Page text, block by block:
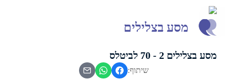
מסע בצלילים
מסע בצלילים 2 - 70 לביטלס
שיתוף: